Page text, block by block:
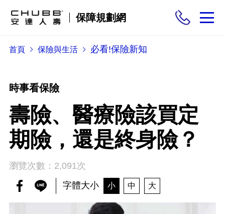
保障規劃網
保險商品
需求分析
投保與理賠
保險與生活
首頁 保險與生活 必看!保險新知
時事看保險
壽險、醫療險該買定
期險，還是終身險？
瀏覽次數：2,091次
字體大小
小 中 大